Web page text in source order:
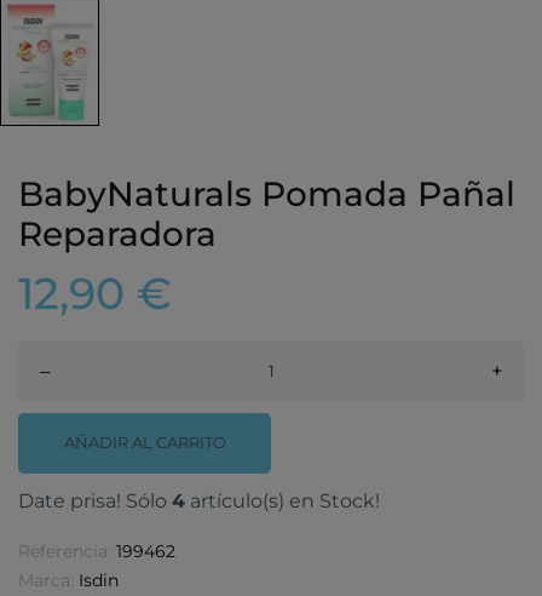
BabyNaturals Pomada Pañal
Reparadora
12,90 €
– +
AÑADIR AL CARRITO
Date prisa! Sólo 4 artículo(s) en Stock!
Referencia: 199462
Marca: Isdin